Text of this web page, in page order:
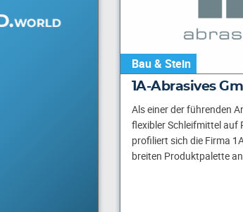
Bau & Stein
1A-Abrasives
Als einer der führenden
flexibler Schleifmittel auf
profiliert sich die Firma
breiten Produktpalette